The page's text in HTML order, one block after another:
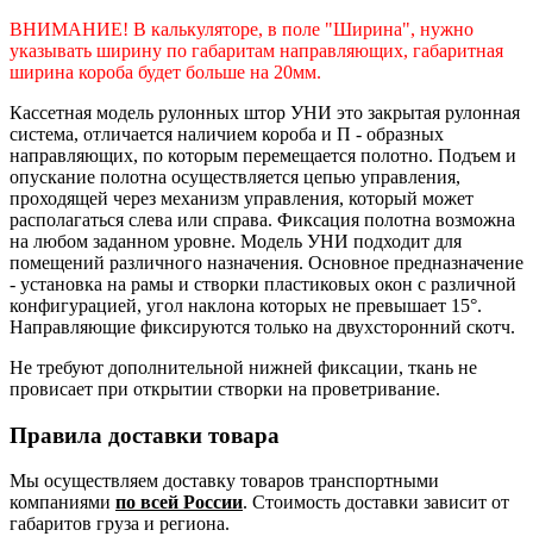
ВНИМАНИЕ! В калькуляторе, в поле "Ширина", нужно
указывать ширину по габаритам направляющих, габаритная
ширина короба будет больше на 20мм.
Кассетная модель рулонных штор УНИ это закрытая рулонная
система, отличается наличием короба и П - образных
направляющих, по которым перемещается полотно. Подъем и
опускание полотна осуществляется цепью управления,
проходящей через механизм управления, который может
располагаться слева или справа. Фиксация полотна возможна
на любом заданном уровне. Модель УНИ подходит для
помещений различного назначения. Основное предназначение
- установка на рамы и створки пластиковых окон с различной
конфигурацией, угол наклона которых не превышает 15°.
Направляющие фиксируются только на двухсторонний скотч.
Не требуют дополнительной нижней фиксации, ткань не
провисает при открытии створки на проветривание.
Правила доставки товара
Мы осуществляем доставку товаров транспортными
компаниями по всей России. Стоимость доставки зависит от
габаритов груза и региона.